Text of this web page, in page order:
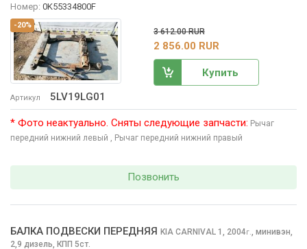
-20%
Артикул 5LV19LG01
Номер: 0K55334800F
3 612.00 RUR
2 856.00 RUR
Купить
* Фото неактуально. Сняты следующие запчасти: Рычаг
передний нижний левый
, Рычаг передний нижний правый
Позвонить
БАЛКА ПОДВЕСКИ ПЕРЕДНЯЯ KIA CARNIVAL 1, 2004г., минивэн,
2,9 дизель, КПП 5ст.